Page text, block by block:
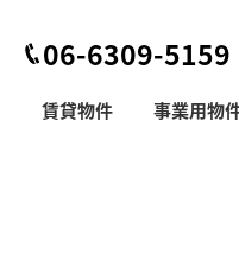
06-6309-5159
賃貸物件 事業用物